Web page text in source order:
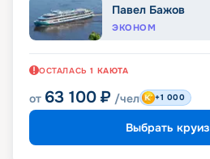
Павел Бажов
ЭКОНОМ
ОСТАЛАСЬ 1 КАЮТА
от 63 100 ₽ /чел +1 000
Выбрать круиз